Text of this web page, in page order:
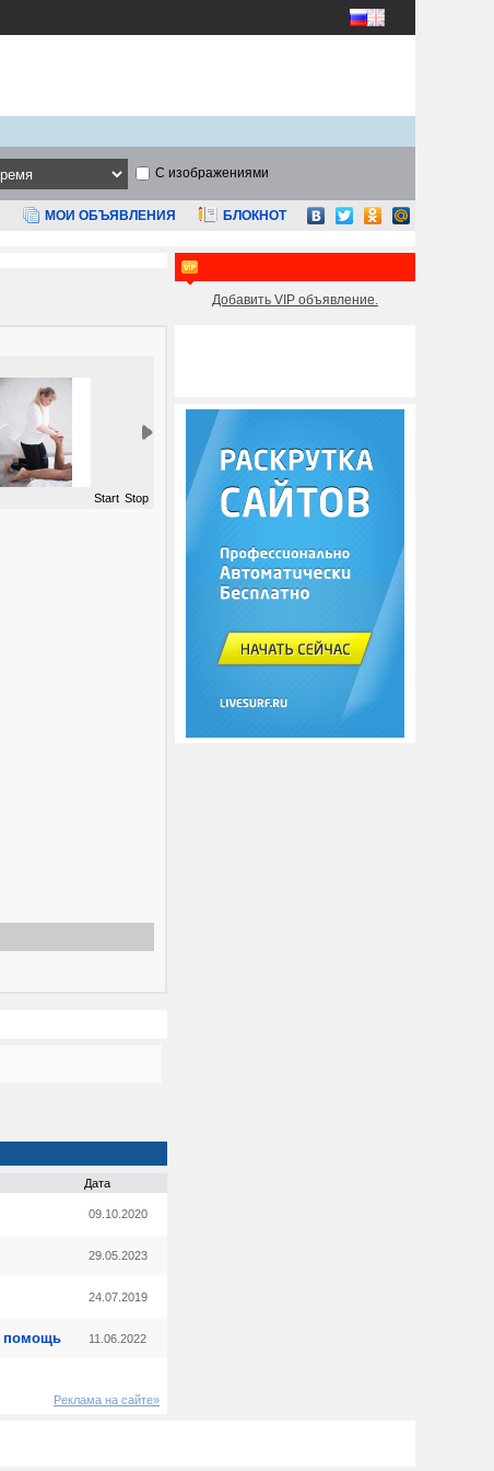
С изображениями
МОИ ОБЪЯВЛЕНИЯ БЛОКНОТ
Start Stop
Дата
09.10.2020
29.05.2023
24.07.2019
помощь 11.06.2022
Реклама на сайте»
Добавить VIP объявление.